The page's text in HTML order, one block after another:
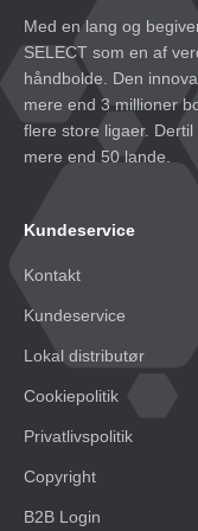
Med en lang og
SELECT som en af
håndbolde. Den
mere end 3 millioner
flere store ligaer.
mere end 50 lande.
Kundeservice
Kontakt
Kundeservice
Lokal distributør
Cookiepolitik
Privatlivspolitik
Copyright
B2B Login